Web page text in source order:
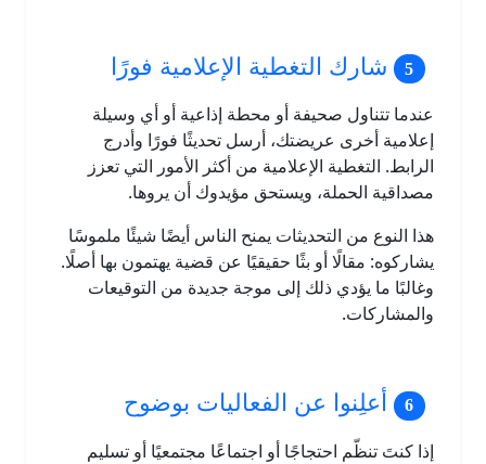
شارك التغطية الإعلامية فورًا
عندما تتناول صحيفة أو محطة إذاعية أو أي وسيلة
إعلامية أخرى عريضتك، أرسل تحديثًا فورًا وأدرج
الرابط. التغطية الإعلامية من أكثر الأمور التي تعزز
مصداقية الحملة، ويستحق مؤيدوك أن يروها.
هذا النوع من التحديثات يمنح الناس أيضًا شيئًا ملموسًا
يشاركوه: مقالًا أو بثًا حقيقيًا عن قضية يهتمون بها أصلًا.
وغالبًا ما يؤدي ذلك إلى موجة جديدة من التوقيعات
والمشاركات.
أعلِنوا عن الفعاليات بوضوح
إذا كنتَ تنظّم احتجاجًا أو اجتماعًا مجتمعيًا أو تسليم